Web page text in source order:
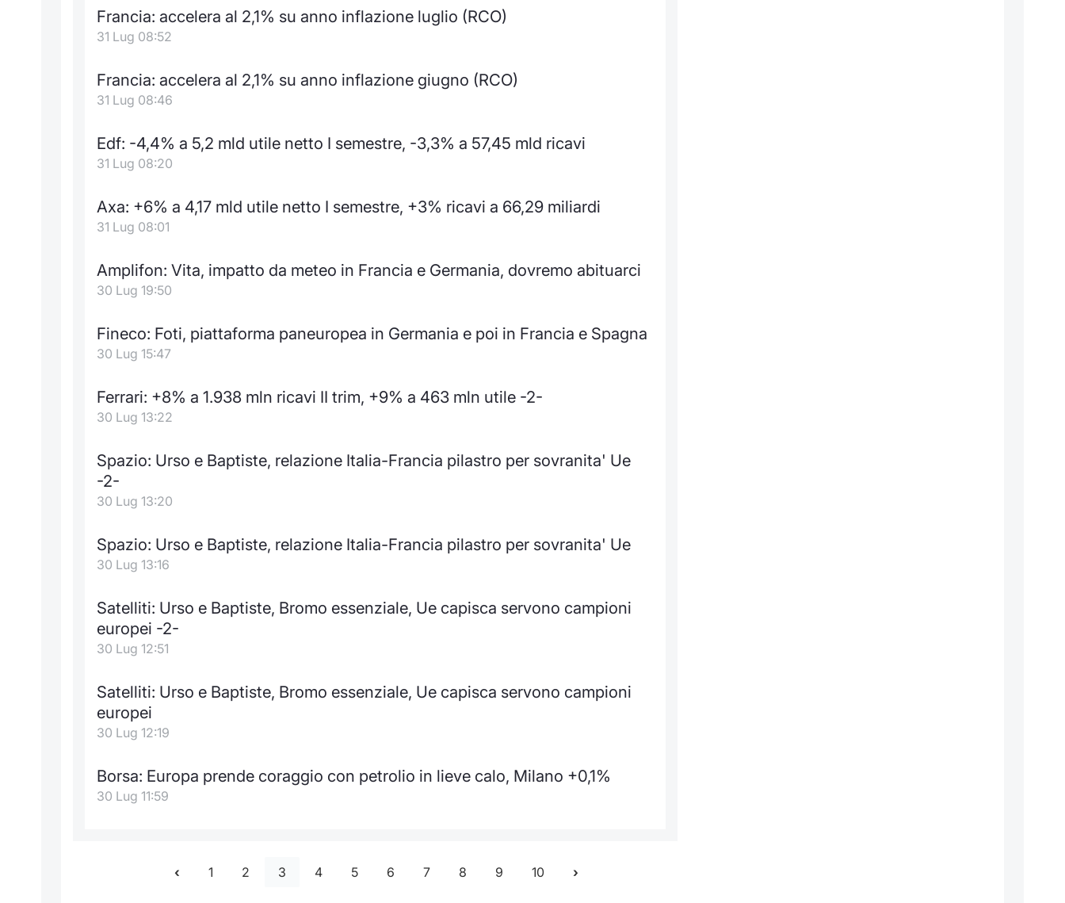
Francia: accelera al 2,1% su anno inflazione luglio (RCO)
31 Lug 08:52
Francia: accelera al 2,1% su anno inflazione giugno (RCO)
31 Lug 08:46
Edf: -4,4% a 5,2 mld utile netto I semestre, -3,3% a 57,45 mld ricavi
31 Lug 08:20
Axa: +6% a 4,17 mld utile netto I semestre, +3% ricavi a 66,29 miliardi
31 Lug 08:01
Amplifon: Vita, impatto da meteo in Francia e Germania, dovremo abituarci
30 Lug 19:50
Fineco: Foti, piattaforma paneuropea in Germania e poi in Francia e Spagna
30 Lug 15:47
Ferrari: +8% a 1.938 mln ricavi II trim, +9% a 463 mln utile -2-
30 Lug 13:22
Spazio: Urso e Baptiste, relazione Italia-Francia pilastro per sovranita' Ue
-2-
30 Lug 13:20
Spazio: Urso e Baptiste, relazione Italia-Francia pilastro per sovranita' Ue
30 Lug 13:16
Satelliti: Urso e Baptiste, Bromo essenziale, Ue capisca servono campioni
europei -2-
30 Lug 12:51
Satelliti: Urso e Baptiste, Bromo essenziale, Ue capisca servono campioni
europei
30 Lug 12:19
Borsa: Europa prende coraggio con petrolio in lieve calo, Milano +0,1%
30 Lug 11:59
1 2 3 4 5 6 7 8 9 10